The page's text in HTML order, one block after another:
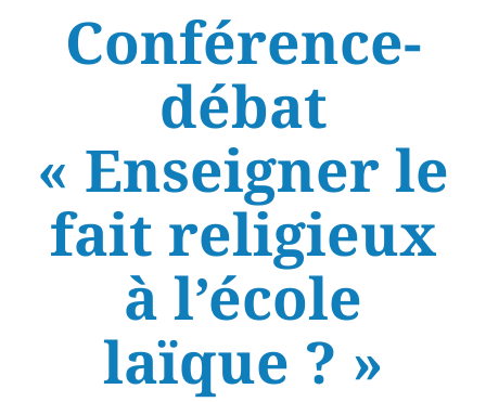
Conférence-
débat
« Enseigner le
fait religieux
à l’école
laïque ? »